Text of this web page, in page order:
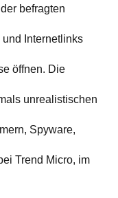
befragten
Internetlinks
öffnen. Die
unrealistischen
Spyware,
Trend Micro, im